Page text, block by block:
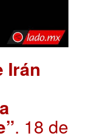
Irán
. 18 de